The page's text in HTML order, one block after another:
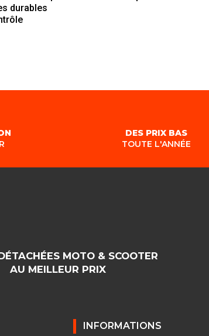
durables
DES PRIX BAS
TOUTE L'ANNÉE
MOTO & SCOOTER
AU MEILLEUR PRIX
INFORMATIONS